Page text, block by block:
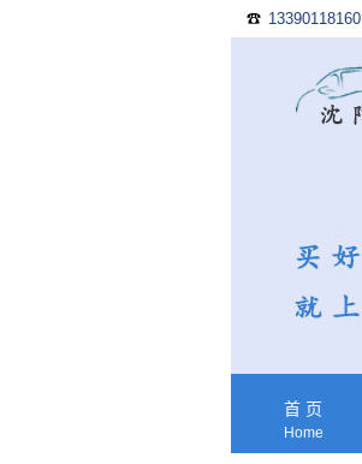
☎ 13390118160
首 页
Home